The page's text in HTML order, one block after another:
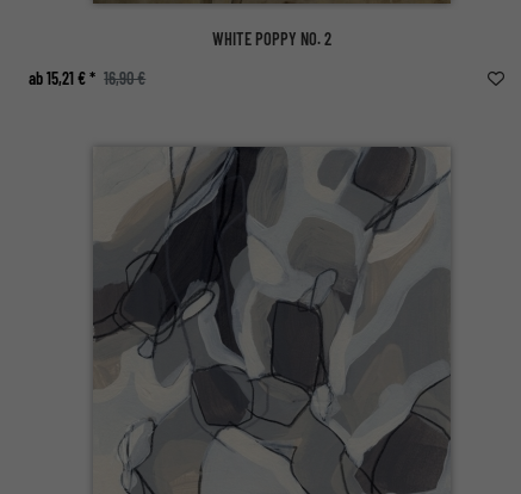
WHITE POPPY NO. 2
ab 15,21 € * 16,90 €